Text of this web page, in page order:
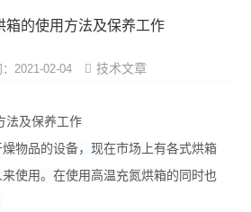
箱的使用方法及保养工作
2021-02-04 技术文章
法及保养工作
物品的设备，现在市场上有各式烘箱
使用。在使用高温充氮烘箱的同时也